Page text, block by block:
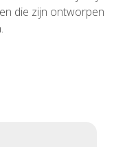
die zijn ontworpen